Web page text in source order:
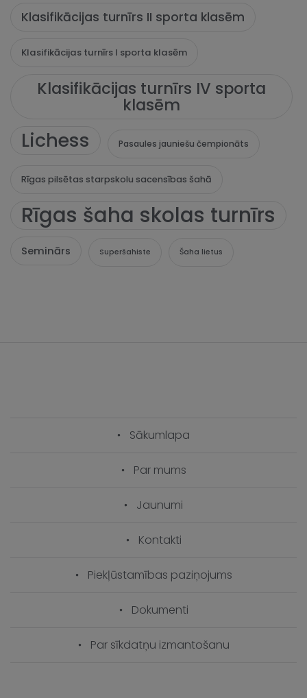
Klasifikācijas turnīrs II sporta klasēm
Klasifikācijas turnīrs I sporta klasēm
Klasifikācijas turnīrs IV sporta
klasēm
Lichess Pasaules jauniešu čempionāts
Rīgas pilsētas starpskolu sacensības šahā
Rīgas šaha skolas turnīrs
Seminārs Superšahiste Šaha lietus
Sākumlapa
Par mums
Jaunumi
Kontakti
Piekļūstamības paziņojums
Dokumenti
Par sīkdatņu izmantošanu